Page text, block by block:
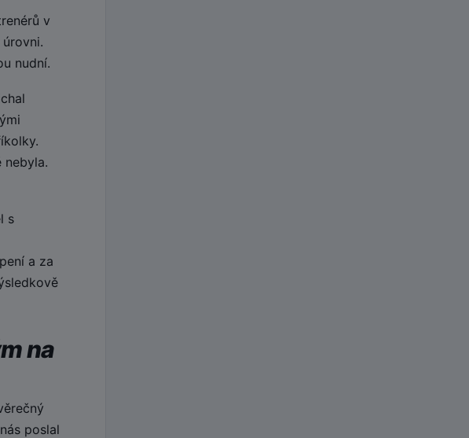
v
nudní.
nebyla.
s
a za
na
poslal